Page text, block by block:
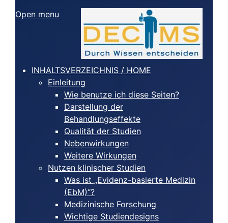
Open menu
INHALTSVERZEICHNIS / HOME
Einleitung
Wie benutze ich diese Seiten?
Darstellung der
Behandlungseffekte
Qualität der Studien
Nebenwirkungen
Weitere Wirkungen
Nutzen klinischer Studien
Was ist „Evidenz-basierte Medizin
(EbM)“?
Medizinische Forschung
Wichtige Studiendesigns